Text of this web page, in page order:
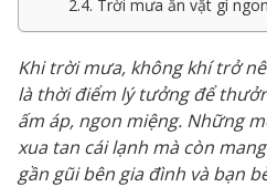
2.4. Trời mưa ăn vặt gì
Khi trời mưa, không khí trở
là thời điểm lý tưởng để
ấm áp, ngon miệng. Những
xua tan cái lạnh mà còn
gần gũi bên gia đình và bạn